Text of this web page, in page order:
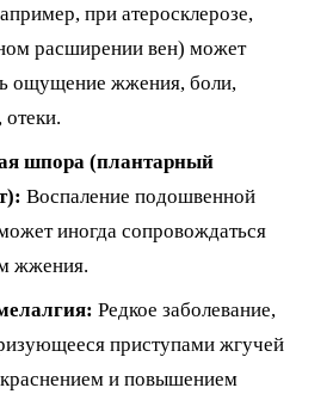
при атеросклерозе,
расширении вен) может
ощущение жжения, боли,
отеки.
шпора (плантарный
Воспаление подошвенной
иногда сопровождаться
жжения.
Редкое заболевание,
приступами жгучей
и повышением